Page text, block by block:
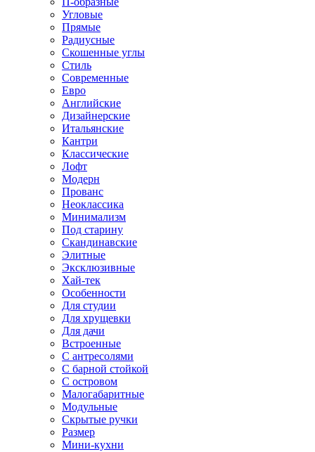
Угловые
Прямые
Радиусные
Скошенные углы
Стиль
Современные
Евро
Английские
Дизайнерские
Итальянские
Кантри
Классические
Лофт
Модерн
Прованс
Неоклассика
Минимализм
Под старину
Скандинавские
Элитные
Эксклюзивные
Хай-тек
Особенности
Для студии
Для хрущевки
Для дачи
Встроенные
С антресолями
С барной стойкой
С островом
Малогабаритные
Модульные
Скрытые ручки
Размер
Мини-кухни